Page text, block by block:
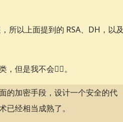
所以上面提到的 RSA、DH，以及
但是我不会😵‍💫。
的加密手段，设计一个安全的代
经相当成熟了。